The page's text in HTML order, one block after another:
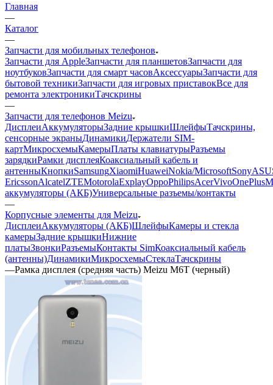
Главная
—
Каталог
—
Запчасти для мобильных телефонов
Запчасти для AppleЗапчасти для планшетовЗапчасти для
ноутбуковЗапчасти для смарт часовАксессуарыЗапчасти для
бытовой техникиЗапчасти для игровых приставокВсе для
ремонта электроникиТачскрины
—
Запчасти для телефонов Meizu
ДисплеиАккумуляторыЗадние крышкиШлейфыТачскрины,
сенсорные экраныДинамикиДержатели SIM-
картМикросхемыКамерыПлаты клавиатурыРазъемы
зарядкиРамки дисплеяКоаксиальный кабель и
антенныКнопкиSamsungXiaomiHuaweiNokia/MicrosoftSony
EricssonAlcatelZTEMotorolaExplayOppoPhilipsAcerVivoOnePlus
аккумуляторы (АКБ)Универсальные разъемы/контакты
—
Корпусные элементы для Meizu
ДисплеиАккумуляторы (АКБ)ШлейфыКамеры и стекла
камерыЗадние крышкиНижние
платыЗвонкиРазъемыКонтакты SimКоаксиальный кабель
(антенны)ДинамикиМикросхемыСтеклаТачскрины
—Рамка дисплея (средняя часть) Meizu M6T (черный)